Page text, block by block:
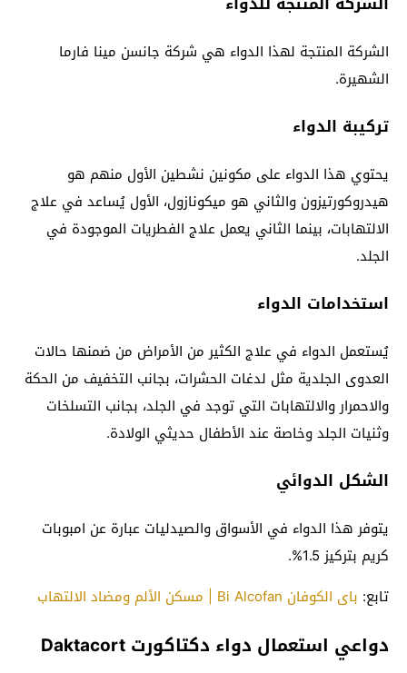
الشركة المنتجة لهذا الدواء هي شركة جانسن مينا فارما
الشهيرة.
تركيبة الدواء
يحتوي هذا الدواء على مكونين نشطين الأول منهم هو
هيدروكورتيزون والثاني هو ميكونازول، الأول يُساعد في علاج
الالتهابات، بينما الثاني يعمل علاج الفطريات الموجودة في
الجلد.
استخدامات الدواء
يُستعمل الدواء في علاج الكثير من الأمراض من ضمنها حالات
العدوى الجلدية مثل لدغات الحشرات، بجانب التخفيف من الحكة
والاحمرار والالتهابات التي توجد في الجلد، بجانب التسلخات
وثنيات الجلد وخاصة عند الأطفال حديثي الولادة.
الشكل الدوائي
يتوفر هذا الدواء في الأسواق والصيدليات عبارة عن امبوبات
كريم بتركيز 1.5%.
تابع: باى الكوفان Bi Alcofan | مسكن الألم ومضاد الالتهاب
دواعي استعمال دواء دكتاكورت Daktacort